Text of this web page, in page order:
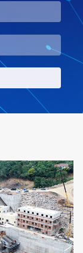
吨
料